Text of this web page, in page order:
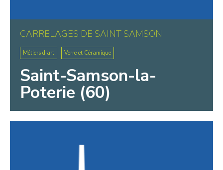
CARRELAGES DE SAINT SAMSON
Métiers d’art Verre et Céramique
Saint-Samson-la-
Poterie (60)